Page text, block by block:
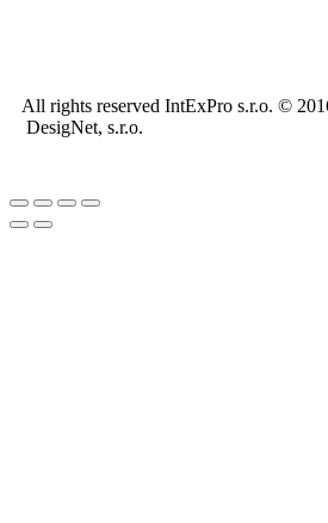
All rights reserved IntExPro s.r.o. ©
DesigNet, s.r.o.